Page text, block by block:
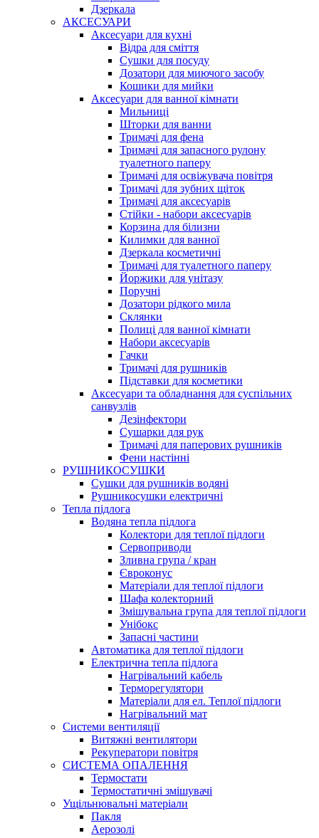
Дзеркала
АКСЕСУАРИ
Аксесуари для кухні
Відра для сміття
Сушки для посуду
Дозатори для миючого засобу
Кошики для мийки
Аксесуари для ванної кімнати
Мильниці
Шторки для ванни
Тримачі для фена
Тримачі для запасного рулону
туалетного паперу
Тримачі для освіжувача повітря
Тримачі для зубних щіток
Тримачі для аксесуарів
Стійки - набори аксесуарів
Корзина для білизни
Килимки для ванної
Дзеркала косметичні
Тримачі для туалетного паперу
Йоржики для унітазу
Поручні
Дозатори рідкого мила
Склянки
Полиці для ванної кімнати
Набори аксесуарів
Гачки
Тримачі для рушників
Підставки для косметики
Аксесуари та обладнання для суспільних
санвузлів
Дезінфектори
Сушарки для рук
Тримачі для паперових рушників
Фени настінні
РУШНИКОСУШКИ
Сушки для рушників водяні
Рушникосушки електричні
Тепла підлога
Водяна тепла підлога
Колектори для теплої підлоги
Сервоприводи
Зливна група / кран
Євроконус
Матеріали для теплої підлоги
Шафа колекторний
Змішувальна група для теплої підлоги
Унібокс
Запасні частини
Автоматика для теплої підлоги
Електрична тепла підлога
Нагрівальний кабель
Терморегулятори
Матеріали для ел. Теплої підлоги
Нагрівальний мат
Системи вентиляції
Витяжні вентилятори
Рекуператори повітря
СИСТЕМА ОПАЛЕННЯ
Термостати
Термостатичні змішувачі
Ущільнювальні матеріали
Пакля
Аерозолі